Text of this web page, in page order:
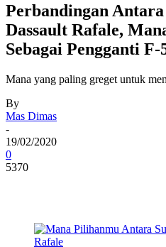
Perbandingan
Dassault Rafale,
Sebagai Pengganti
Mana yang paling greget untuk
By
Mas Dimas
-
19/02/2020
0
5370